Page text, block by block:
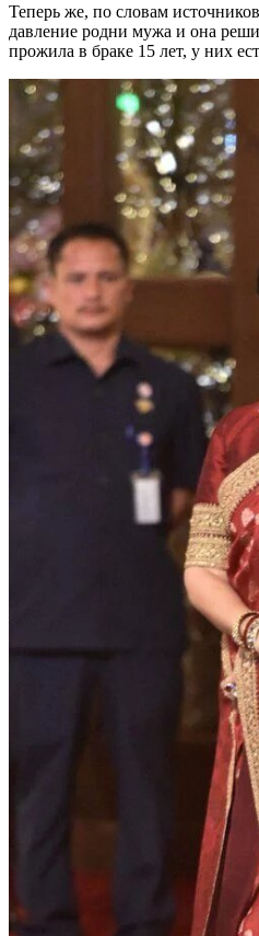
Теперь же, по словам
давление родни мужа и она
прожила в браке 15 лет, у них